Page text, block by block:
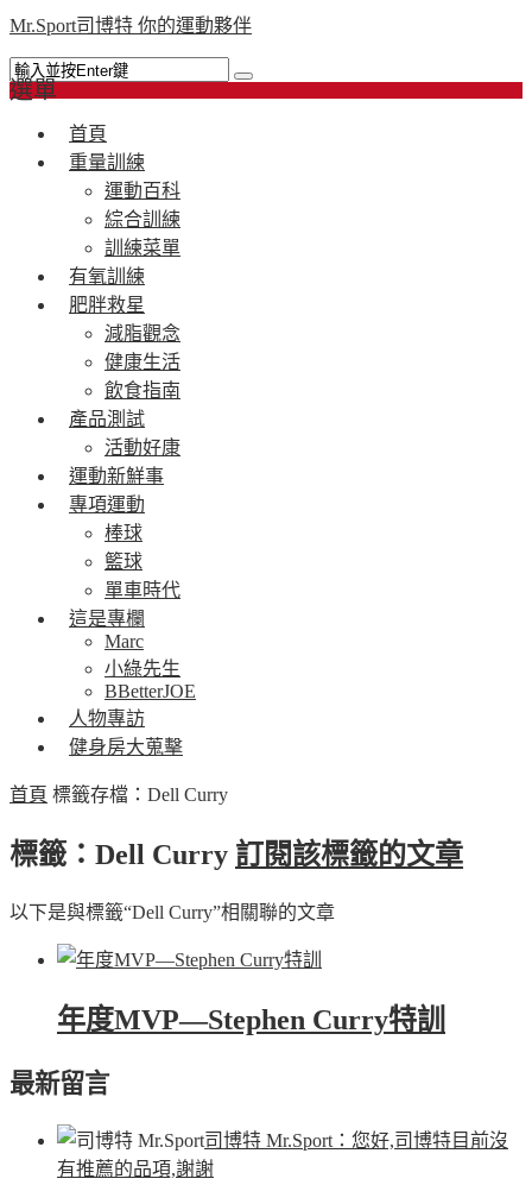
Mr.Sport司博特 你的運動夥伴
選單
首頁
重量訓練
運動百科
綜合訓練
訓練菜單
有氧訓練
肥胖救星
減脂觀念
健康生活
飲食指南
產品測試
活動好康
運動新鮮事
專項運動
棒球
籃球
單車時代
這是專欄
Marc
小綠先生
BBetterJOE
人物專訪
健身房大蒐擊
首頁 標籤存檔：Dell Curry
標籤：Dell Curry 訂閱該標籤的文章
以下是與標籤“Dell Curry”相關聯的文章
年度MVP—Stephen Curry特訓
最新留言
司博特 Mr.Sport ：您好,司博特目前沒
有推薦的品項,謝謝